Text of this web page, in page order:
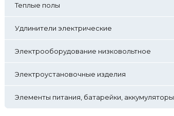
Теплые полы
Удлинители электрические
Электрооборудование низковольтное
Электроустановочные изделия
Элементы питания, батарейки, аккумуляторы